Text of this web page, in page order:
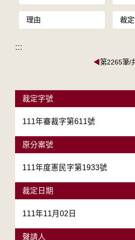
理由 裁
:::
◀第2265筆/
裁定字號
111年審裁字第611號
原分案號
111年度憲民字第1933號
裁定日期
111年11月02日
聲請人